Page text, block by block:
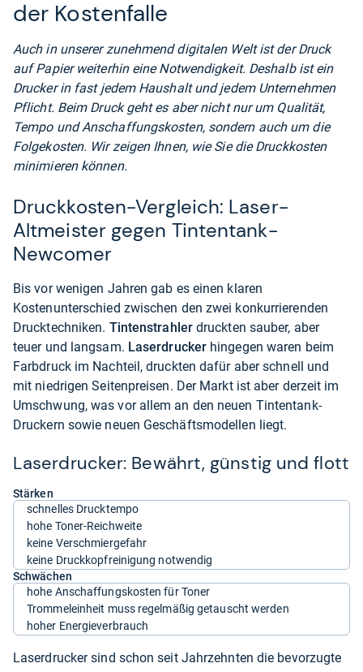
der Kostenfalle
Auch in unserer zunehmend digitalen Welt ist der Druck
auf Papier weiterhin eine Notwendigkeit. Deshalb ist ein
Drucker in fast jedem Haushalt und jedem Unternehmen
Pflicht. Beim Druck geht es aber nicht nur um Qualität,
Tempo und Anschaffungskosten, sondern auch um die
Folgekosten. Wir zeigen Ihnen, wie Sie die Druckkosten
minimieren können.
Druckkosten-Vergleich: Laser-
Altmeister gegen Tintentank-
Newcomer
Bis vor wenigen Jahren gab es einen klaren
Kostenunterschied zwischen den zwei konkurrierenden
Drucktechniken. Tintenstrahlerdruckten sauber, aber
teuer und langsam. Laserdruckerhingegen waren beim
Farbdruck im Nachteil, druckten dafür aber schnell und
mit niedrigen Seitenpreisen. Der Markt ist aber derzeit im
Umschwung, was vor allem an den neuen Tintentank-
Druckern sowie neuen Geschäftsmodellen liegt.
Laserdrucker: Bewährt, günstig und flott
Stärken
schnelles Drucktempo
hohe Toner-Reichweite
keine Verschmiergefahr
keine Druckkopfreinigung notwendig
Schwächen
hohe Anschaffungskosten für Toner
Trommeleinheit muss regelmäßig getauscht werden
hoher Energieverbrauch
Laserdrucker sind schon seit Jahrzehnten die bevorzugte